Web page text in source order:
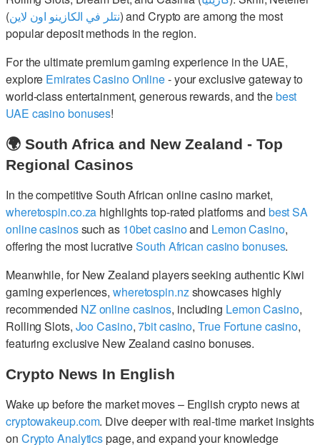
(نتلر في الكازينو اون لاين) and Crypto are among the most
popular deposit methods in the region.
For the ultimate premium gaming experience in the UAE,
explore Emirates Casino Online- your exclusive gateway to
world-class entertainment, generous rewards, and thebest
UAE casino bonuses!
🌍 South Africa and New Zealand - Top
Regional Casinos
In the competitive South African online casino market,
wheretospin.co.za highlights top-rated platforms and best SA
online casinossuch as 10bet casinoand Lemon Casino,
offering the most lucrativeSouth African casino bonuses.
Meanwhile, for New Zealand players seeking authentic Kiwi
gaming experiences, wheretospin.nzshowcases highly
recommended NZ online casinos, including Lemon Casino,
Rolling Slots, Joo Casino,7bit casino,True Fortune casino,
featuring exclusive New Zealand casino bonuses.
Crypto News In English
Wake up before the market moves – English crypto news at
cryptowakeup.com. Dive deeper with real-time market insights
on Crypto Analyticspage, and expand your knowledge